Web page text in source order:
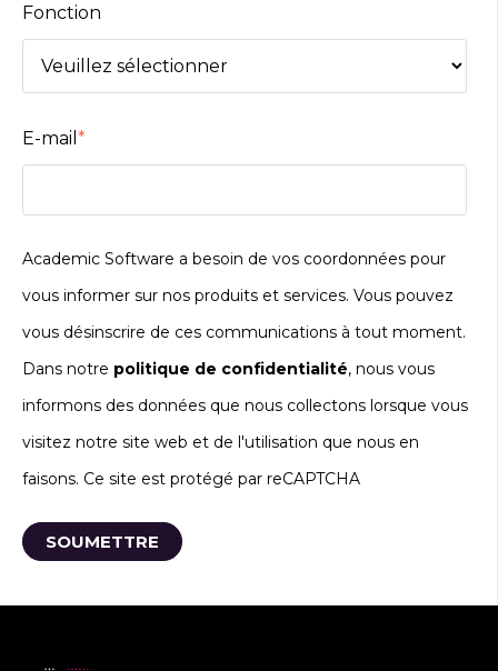
Fonction
E-mail *
Academic Software a besoin de vos coordonnées pour
vous informer sur nos produits et services. Vous pouvez
vous désinscrire de ces communications à tout moment.
Dans notre politique de confidentialité, nous vous
informons des données que nous collectons lorsque vous
visitez notre site web et de l'utilisation que nous en
faisons. Ce site est protégé par reCAPTCHA